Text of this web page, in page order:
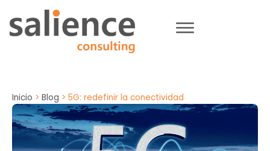
Inicio > Blog > 5G: redefinir la conectividad